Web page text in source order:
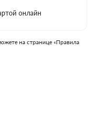
онлайн
на странице «Правила